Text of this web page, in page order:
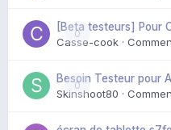
0
[Beta testeurs] Pour
Casse-cook ·
0
Besoin Testeur pour
Skinshoot80 ·